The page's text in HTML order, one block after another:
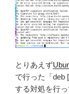
とりあえず
で行った「deb
する対処を行